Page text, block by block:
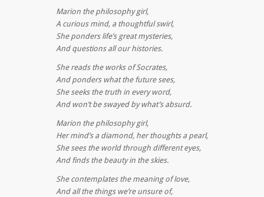
Marion the philosophy girl,
A curious mind, a thoughtful swirl,
She ponders life’s great mysteries,
And questions all our histories.
She reads the works of Socrates,
And ponders what the future sees,
She seeks the truth in every word,
And won’t be swayed by what’s absurd.
Marion the philosophy girl,
Her mind’s a diamond, her thoughts a pearl,
She sees the world through different eyes,
And finds the beauty in the skies.
She contemplates the meaning of love,
And all the things we’re unsure of,